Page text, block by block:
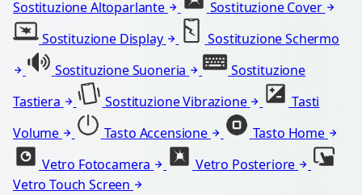
Sostituzione Altoparlante
Sostituzione Cover
Sostituzione Display
Sostituzione Schermo
Sostituzione Suoneria
Sostituzione
Tastiera
Sostituzione Vibrazione
Tasti
Volume
Tasto Accensione
Tasto Home
Vetro Fotocamera
Vetro Posteriore
Vetro Touch Screen